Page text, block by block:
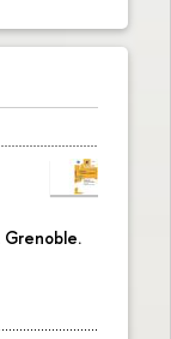
Grenoble.